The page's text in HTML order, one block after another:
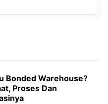
Bonded Warehouse?
Proses Dan